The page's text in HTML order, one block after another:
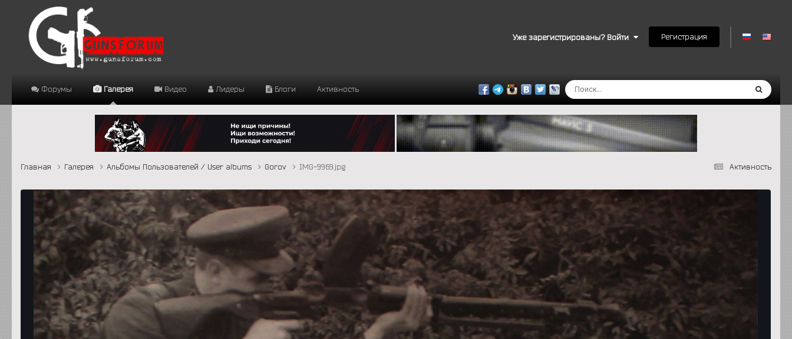
Уже зарегистрированы? Войти Регистрация
Форумы Галерея Видео Лидеры Блоги Активность
Активность
Главная Галерея Альбомы Пользователей / User albums Gorov IMG-9969.jpg